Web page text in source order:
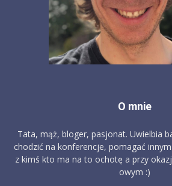
O mnie
Tata, mąż, bloger, pasjonat. Uwielbia
chodzić na konferencje, pomagać
z kimś kto ma na to ochotę a przy
owym :)